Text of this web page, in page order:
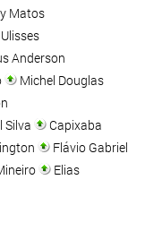
Matos
Anderson
Michel Douglas
Silva
Capixaba
Flávio Gabriel
Elias